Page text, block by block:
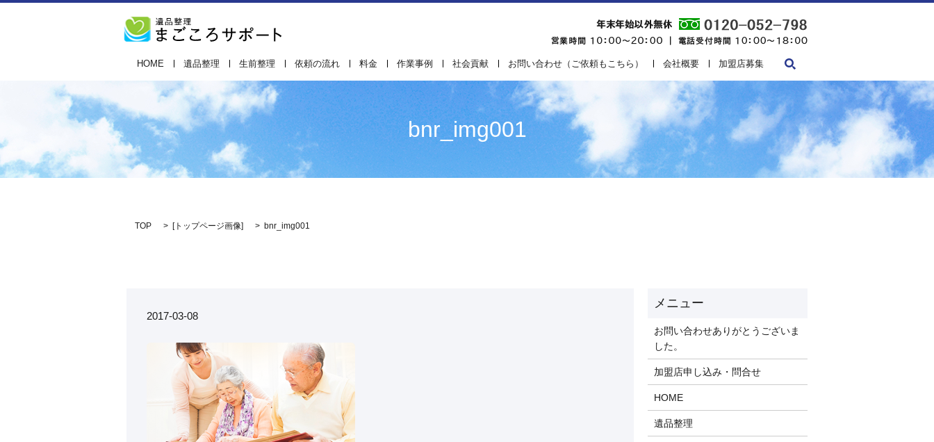
HOME 遺品整理 生前整理 依頼の流れ 料金 作業事例 社会貢献 お問い合わせ（ご依頼もこちら） 会社概要 加盟店募集
bnr_img001
TOP [トップページ画像] bnr_img001
2017-03-08
お問い合わせありがとうございま
した。
加盟店申し込み・問合せ
HOME
遺品整理